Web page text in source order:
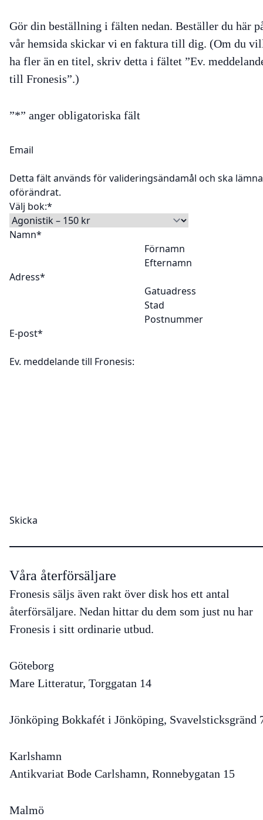
Gör din beställning i fälten nedan. Beställer du här
vår hemsida skickar vi en faktura till dig. (Om du
ha fler än en titel, skriv detta i fältet ”Ev.
till Fronesis”.)
”*” anger obligatoriska fält
Email
Detta fält används för valideringsändamål och ska
oförändrat.
Välj bok:*
Namn*
Förnamn
Efternamn
Adress*
Gatuadress
Stad
Postnummer
E-post*
Ev. meddelande till Fronesis:
Våra återförsäljare
Fronesis säljs även rakt över disk hos ett antal
återförsäljare. Nedan hittar du dem som just nu har
Fronesis i sitt ordinarie utbud.
Göteborg
Mare Litteratur, Torggatan 14
Jönköping Bokkafét i Jönköping, Svavelsticksgränd
Karlshamn
Antikvariat Bode Carlshamn, Ronnebygatan 15
Malmö